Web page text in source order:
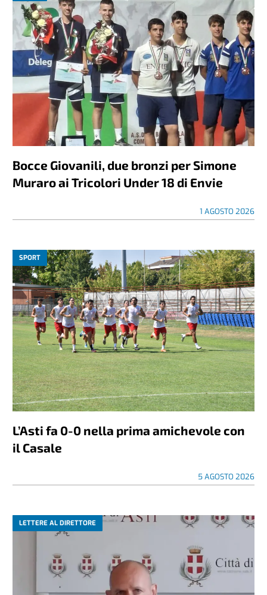
Bocce Giovanili, due bronzi per Simone
Muraro ai Tricolori Under 18 di Envie
1 AGOSTO 2026
SPORT
L’Asti fa 0-0 nella prima amichevole con
il Casale
5 AGOSTO 2026
LETTERE AL DIRETTORE